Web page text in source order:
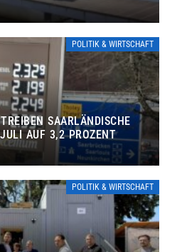
POLITIK & WIRTSCHAFT
SAARLÄNDISCHE
AUF 3,2 PROZENT
POLITIK & WIRTSCHAFT